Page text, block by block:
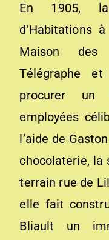
En 1905, la
d’Habitations
Maison des
Télégraphe
procurer un
employées
l’aide de
chocolaterie, la
terrain rue de
elle fait
Bliault un